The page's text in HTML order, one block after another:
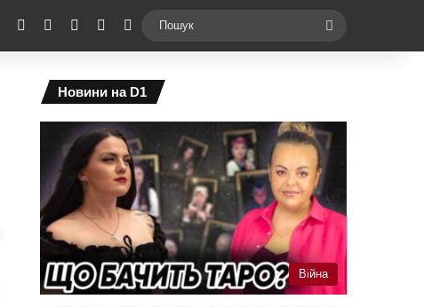
Facebook YouTubeInstagramTelegramSwitch skin
Новини на D1
Війна